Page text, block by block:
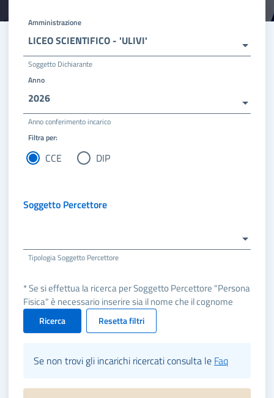
Amministrazione
LICEO SCIENTIFICO - 'ULIVI'
Soggetto Dichiarante
Anno
2026
Anno conferimento incarico
Filtra per:
CCE DIP
Soggetto Percettore
Tipologia Soggetto Percettore
* Se si effettua la ricerca per Soggetto Percettore "Persona
Fisica" è necessario inserire sia il nome che il cognome
Ricerca Resetta filtri
Se non trovi gli incarichi ricercati consulta le Faq